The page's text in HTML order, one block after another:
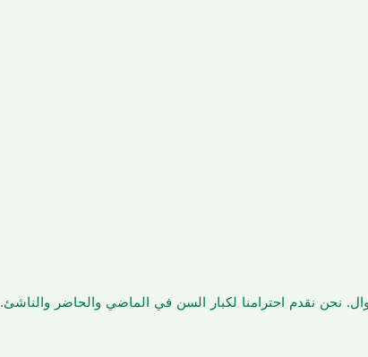
نحن نقدم احترامنا لكبار السن في الماضي والحاضر والناشئ.